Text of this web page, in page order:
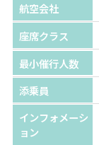
航空会社
座席クラス
最小催行人数
添乗員
インフォメーシ
ョン